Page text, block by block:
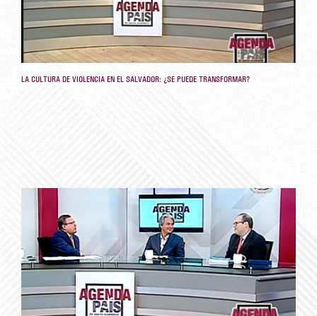
LA CULTURA DE VIOLENCIA EN EL SALVADOR: ¿SE PUEDE TRANSFORMAR?